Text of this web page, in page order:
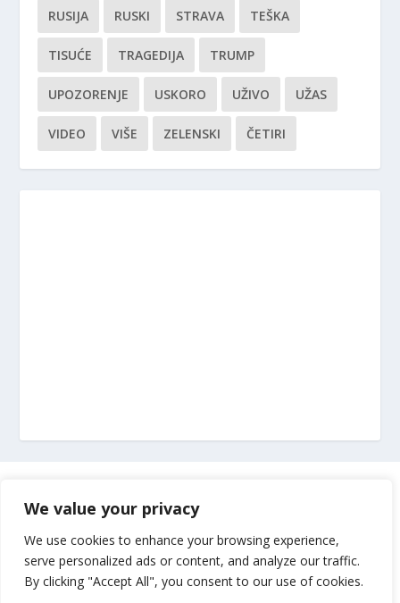
We value your privacy
We use cookies to enhance your browsing experience,
serve personalized ads or content, and analyze our traffic.
By clicking "Accept All", you consent to our use of cookies.
RUSIJA RUSKI STRAVA TEŠKA
TISUĆE TRAGEDIJA TRUMP
UPOZORENJE USKORO UŽIVO UŽAS
VIDEO VIŠE ZELENSKI ČETIRI
Impressum
Uvjeti korištenja